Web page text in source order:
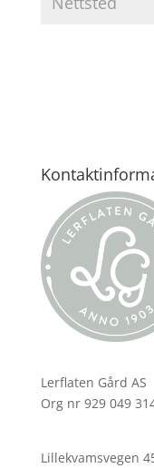
Lerflaten Gård AS
Org nr 929 049
Lillekvamsvegen